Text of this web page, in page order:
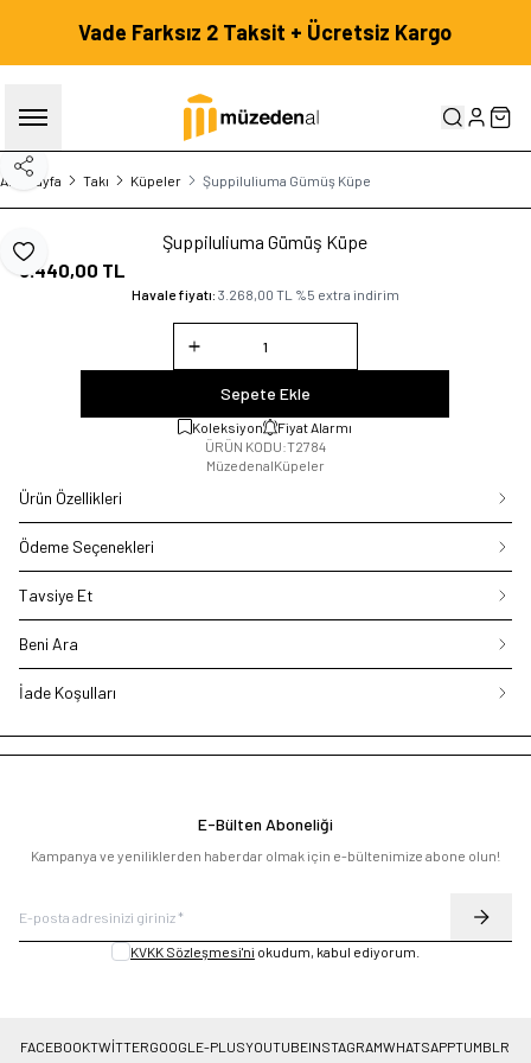
Vade Farksız 2 Taksit + Ücretsiz Kargo
HESABIM
Ana Sayfa Takı Küpeler Şuppiluliuma Gümüş Küpe
Favoriye Ekle
Paylaş
Şuppiluliuma Gümüş Küpe
3.440,00 TL
Havale fiyatı: 3.268,00 TL %5 extra indirim
Sepete Ekle
Koleksiyon
Fiyat Alarmı
ÜRÜN KODU:T2784
MüzedenalKüpeler
Ürün Özellikleri
Ödeme Seçenekleri
Tavsiye Et
Beni Ara
İade Koşulları
E-Bülten Aboneliği
Kampanya ve yeniliklerden haberdar olmak için e-bültenimize abone olun!
KVKK Sözleşmesi'ni okudum, kabul ediyorum.
FACEBOOKTWITTERGOOGLE-PLUSYOUTUBEINSTAGRAMWHATSAPPTUMBLR